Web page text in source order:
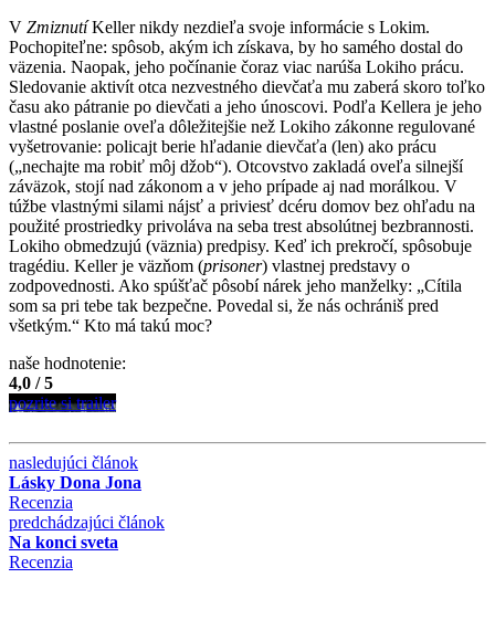
V ZmiznutíKeller nikdy nezdieľa svoje informácie s Lokim.
Pochopiteľne: spôsob, akým ich získava, by ho samého dostal do
väzenia. Naopak, jeho počínanie čoraz viac narúša Lokiho prácu.
Sledovanie aktivít otca nezvestného dievčaťa mu zaberá skoro toľko
času ako pátranie po dievčati a jeho únoscovi. Podľa Kellera je jeho
vlastné poslanie oveľa dôležitejšie než Lokiho zákonne regulované
vyšetrovanie: policajt berie hľadanie dievčaťa (len) ako prácu
(„nechajte ma robiť môj džob“). Otcovstvo zakladá oveľa silnejší
záväzok, stojí nad zákonom a v jeho prípade aj nad morálkou. V
túžbe vlastnými silami nájsť a priviesť dcéru domov bez ohľadu na
použité prostriedky privoláva na seba trest absolútnej bezbrannosti.
Lokiho obmedzujú (väznia) predpisy. Keď ich prekročí, spôsobuje
tragédiu. Keller je väzňom (prisoner) vlastnej predstavy o
zodpovednosti. Ako spúšťač pôsobí nárek jeho manželky: „Cítila
som sa pri tebe tak bezpečne. Povedal si, že nás ochrániš pred
všetkým.“ Kto má takú moc?
naše hodnotenie:
4,0 / 5
pozrite si trailer
nasledujúci článok
Lásky Dona Jona
Recenzia
predchádzajúci článok
Na konci sveta
Recenzia